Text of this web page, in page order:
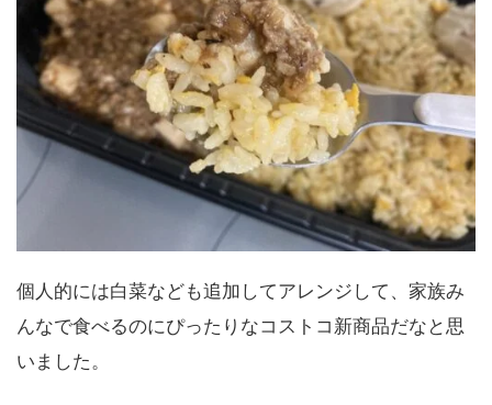
個人的には白菜なども追加してアレンジして、家族み
んなで食べるのにぴったりなコストコ新商品だなと思
いました。